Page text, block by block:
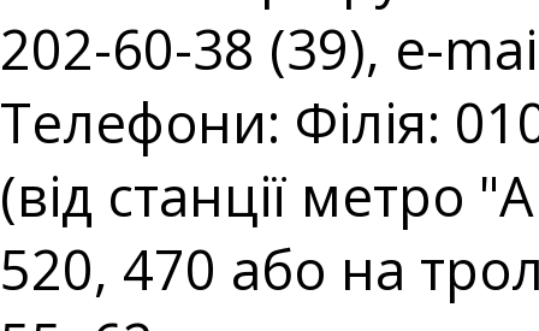
202-60-38 (39), e-
Телефони: Філія:
(від станції
520, 470 або на